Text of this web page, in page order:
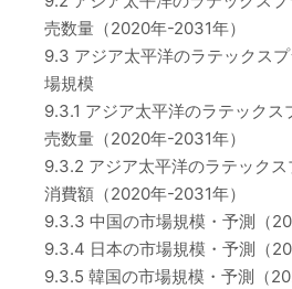
売数量（2020年-2031年）
9.3 アジア太平洋のラテックス
場規模
9.3.1 アジア太平洋のラテックス
売数量（2020年-2031年）
9.3.2 アジア太平洋のラテックス
消費額（2020年-2031年）
9.3.3 中国の市場規模・予測（
9.3.4 日本の市場規模・予測（
9.3.5 韓国の市場規模・予測（